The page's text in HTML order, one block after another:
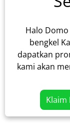
Halo
bengkel
dapatkan
kami akan
Klaim